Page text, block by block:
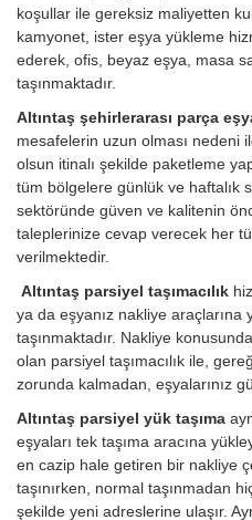
koşullar ile gereksiz maliyetten
kamyonet, ister eşya yükleme
ederek, ofis, beyaz eşya, masa
taşınmaktadır.
Altıntaş şehirlerarası parça
mesafelerin uzun olması nedeni
olsun itinalı şekilde paketleme
tüm bölgelere günlük ve haftalık
sektöründe güven ve kalitenin
taleplerinize cevap verecek her
verilmektedir.
Altıntaş parsiyel taşımacılık
ya da eşyanız nakliye araçlarına
taşınmaktadır. Nakliye
olan parsiyel taşımacılık ile,
zorunda kalmadan, eşyalarınız
Altıntaş parsiyel yük taşıma
eşyaları tek taşıma aracına
en cazip hale getiren bir nakliye
taşınırken, normal taşınmadan
şekilde yeni adreslerine ulaşır.